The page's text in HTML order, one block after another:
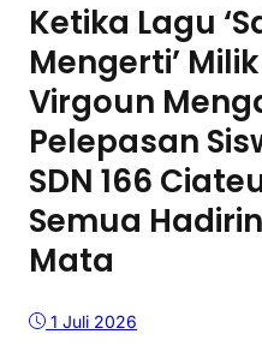
Ketika Lagu
Mengerti’
Virgoun
Pelepasan
SDN 166
Semua
Mata
1 Juli 2026